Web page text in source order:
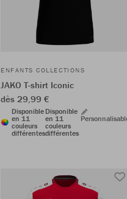
ENFANTS COLLECTIONS
JAKO T-shirt Iconic
dès 29,99 €
Disponible
en 11
couleurs
différentes
Disponible
en 11
couleurs
différentes